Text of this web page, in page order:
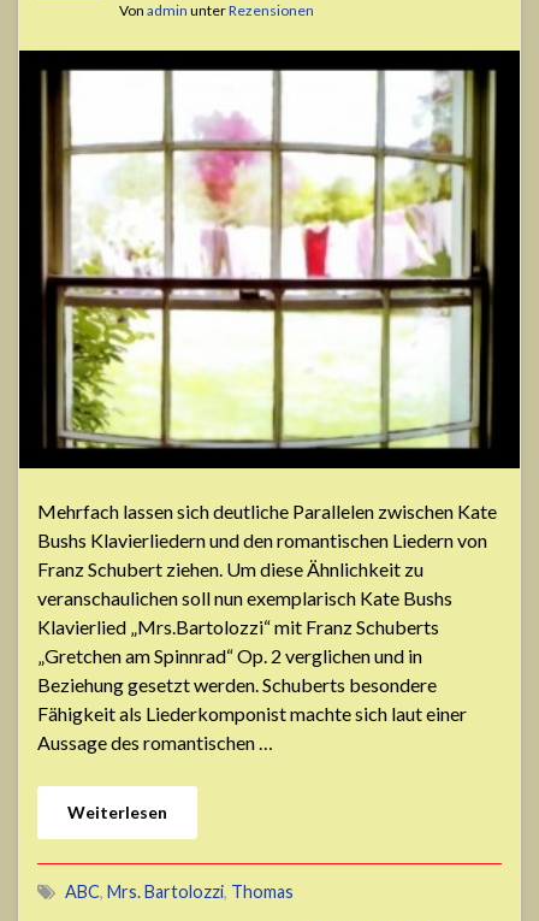
Von admin unterRezensionen
Mehrfach lassen sich deutliche Parallelen zwischen Kate
Bushs Klavierliedern und den romantischen Liedern von
Franz Schubert ziehen. Um diese Ähnlichkeit zu
veranschaulichen soll nun exemplarisch Kate Bushs
Klavierlied „Mrs.Bartolozzi“ mit Franz Schuberts
„Gretchen am Spinnrad“ Op. 2 verglichen und in
Beziehung gesetzt werden. Schuberts besondere
Fähigkeit als Liederkomponist machte sich laut einer
Aussage des romantischen …
Weiterlesen
ABC, Mrs. Bartolozzi, Thomas